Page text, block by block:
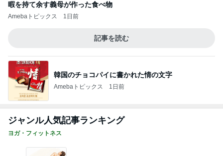
暇を持て余す義母が作った食べ物
Amebaトピックス 1日前
記事を読む
韓国のチョコパイに書かれた情の文字
Amebaトピックス 1日前
ジャンル人気記事ランキング
ヨガ・フィットネス